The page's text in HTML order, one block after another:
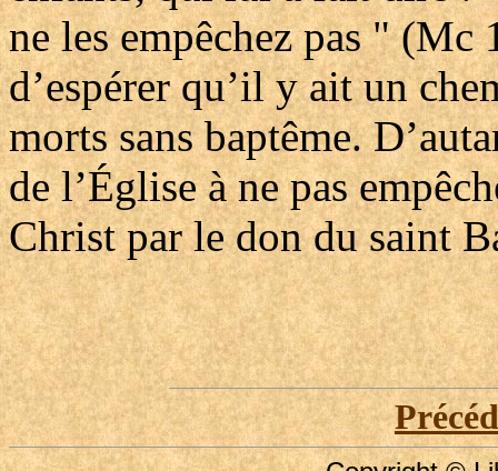
ne les empêchez pas " (Mc
d’espérer qu’il y ait un
morts sans baptême.
de l’Église à ne pas
Christ par le don du saint